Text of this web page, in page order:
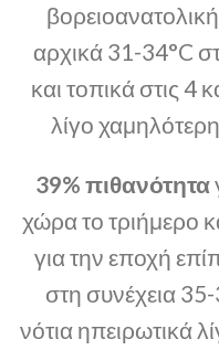
αρχικά 31-34°C
και τοπικά στις 4
λίγο
39% πιθανότητα
χώρα το τριήμερο
για την εποχή
στη συνέχεια
νότια ηπειρωτικά